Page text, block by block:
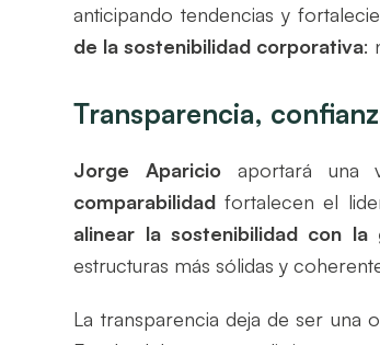
anticipando tendencias y
de la sostenibilidad corporativa:
Transparencia,
Jorge Aparicio aportará una
comparabilidad fortalecen el
alinear la sostenibilidad con
estructuras más sólidas y
La transparencia deja de ser una